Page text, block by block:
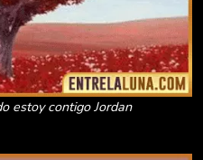
estoy contigo Jordan